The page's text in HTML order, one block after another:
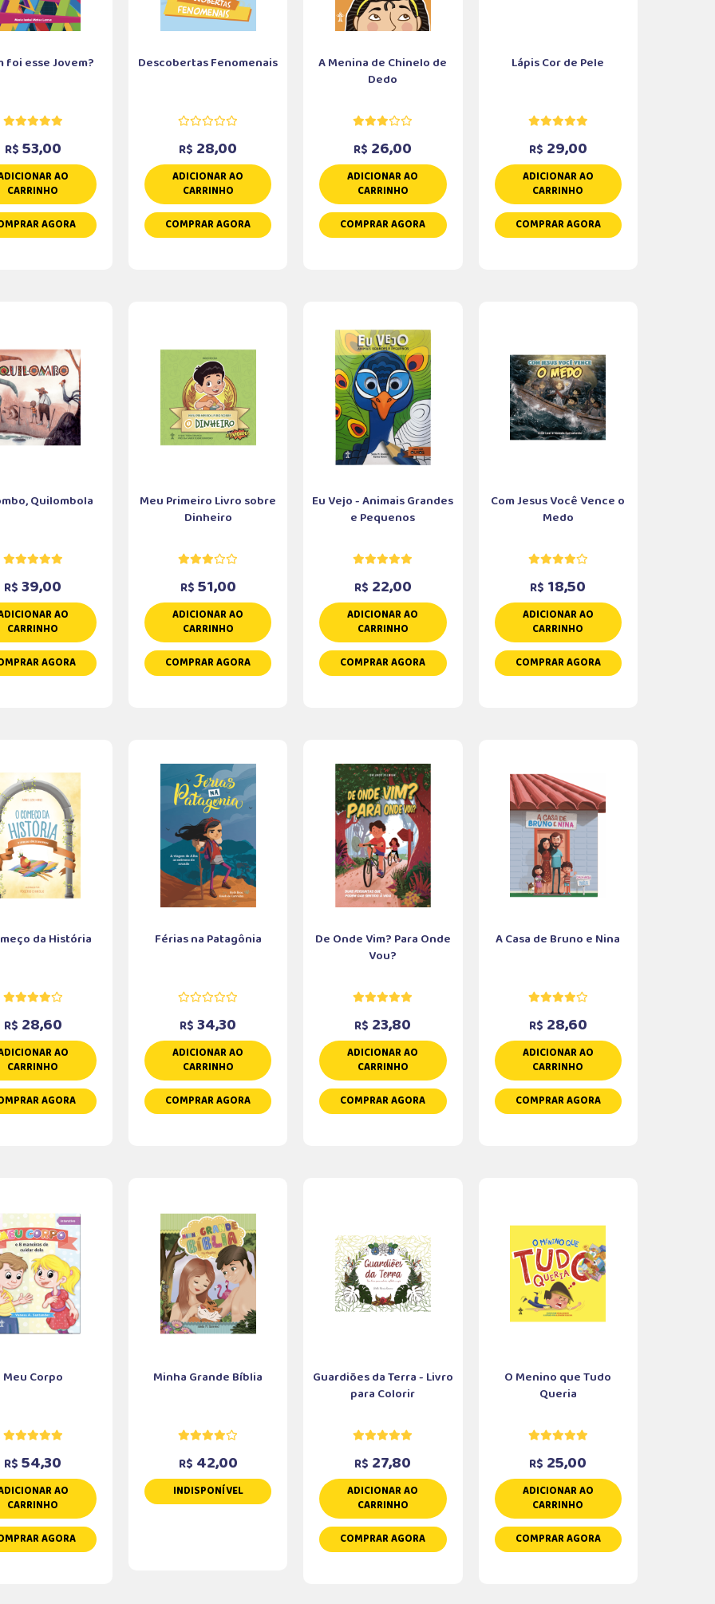
foi esse Jovem?
R$ 53,00
AO
CARRINHO
AGORA
Descobertas Fenomenais
R$ 28,00
ADICIONAR AO
CARRINHO
COMPRAR AGORA
A Menina de Chinelo de
Dedo
R$ 26,00
ADICIONAR AO
CARRINHO
COMPRAR AGORA
Lápis Cor de Pele
R$ 29,00
ADICIONAR AO
CARRINHO
COMPRAR AGORA
Quilombola
R$ 39,00
AO
CARRINHO
AGORA
Meu Primeiro Livro sobre
Dinheiro
R$ 51,00
ADICIONAR AO
CARRINHO
COMPRAR AGORA
Eu Vejo - Animais Grandes
e Pequenos
R$ 22,00
ADICIONAR AO
CARRINHO
COMPRAR AGORA
Com Jesus Você Vence o
Medo
R$ 18,50
ADICIONAR AO
CARRINHO
COMPRAR AGORA
da História
R$ 28,60
AO
CARRINHO
AGORA
Férias na Patagônia
R$ 34,30
ADICIONAR AO
CARRINHO
COMPRAR AGORA
De Onde Vim? Para Onde
Vou?
R$ 23,80
ADICIONAR AO
CARRINHO
COMPRAR AGORA
A Casa de Bruno e Nina
R$ 28,60
ADICIONAR AO
CARRINHO
COMPRAR AGORA
Meu Corpo
R$ 54,30
AO
CARRINHO
AGORA
Minha Grande Bíblia
R$ 42,00
INDISPONÍVEL
Guardiões da Terra - Livro
para Colorir
R$ 27,80
ADICIONAR AO
CARRINHO
COMPRAR AGORA
O Menino que Tudo
Queria
R$ 25,00
ADICIONAR AO
CARRINHO
COMPRAR AGORA